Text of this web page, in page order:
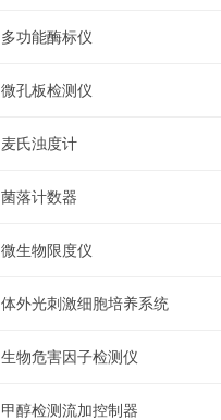
多功能酶标仪
微孔板检测仪
麦氏浊度计
菌落计数器
微生物限度仪
体外光刺激细胞培养系统
生物危害因子检测仪
甲醇检测流加控制器